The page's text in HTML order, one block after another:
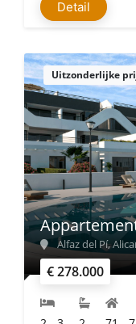
Detail
Uitzonderlijke
€ 278.000
Alfaz del Pí,